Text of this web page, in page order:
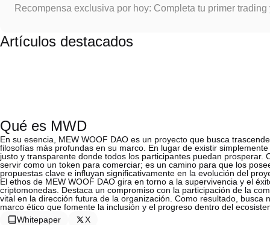
Recompensa exclusiva por hoy: Completa tu primer
Artículos destacados
Qué es MWD
En su esencia, MEW WOOF DAO es un proyecto que busca
filosofías más profundas en su marco. En lugar de existir
justo y transparente donde todos los participantes puedan
servir como un token para comerciar; es un camino para que los
propuestas clave e influyan significativamente en la evolución del
El ethos de MEW WOOF DAO gira en torno a la supervivencia y el
criptomonedas. Destaca un compromiso con la participación de la
vital en la dirección futura de la organización. Como resultado,
marco ético que fomente la inclusión y el progreso dentro del
Whitepaper
X